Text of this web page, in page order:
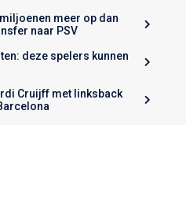
meer op dan
naar PSV
deze spelers kunnen
Cruijff met linksback